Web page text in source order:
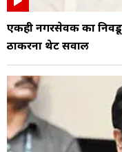
एकही नगरसेवक का
ठाकरेंना थेट सवाल